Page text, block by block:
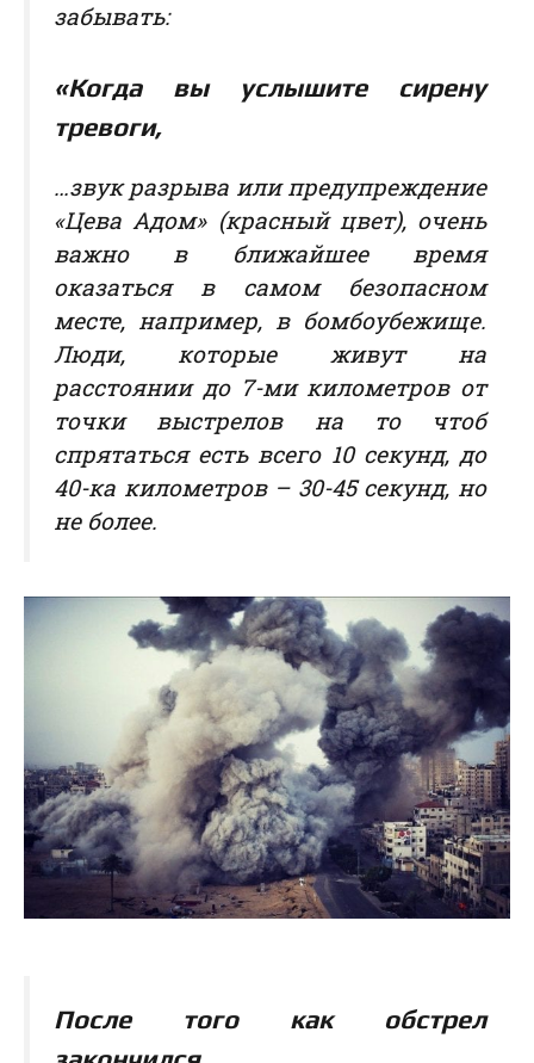
забывать:
«Когда вы услышите сирену
тревоги,
…звук разрыва или предупреждение
«Цева Адом» (красный цвет), очень
важно в ближайшее время
оказаться в самом безопасном
месте, например, в бомбоубежище.
Люди, которые живут на
расстоянии до 7-ми километров от
точки выстрелов на то чтоб
спрятаться есть всего 10 секунд, до
40-ка километров – 30-45 секунд, но
не более.
После того как обстрел